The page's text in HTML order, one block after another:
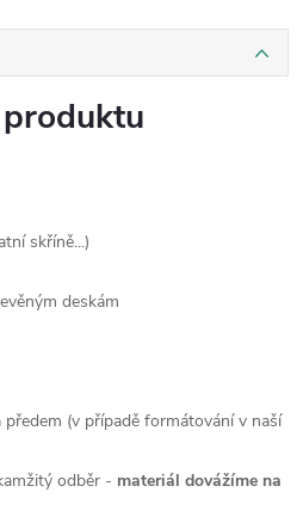
skříně...)
deskám
(v případě formátování v naší
odběr - materiál dovážíme na